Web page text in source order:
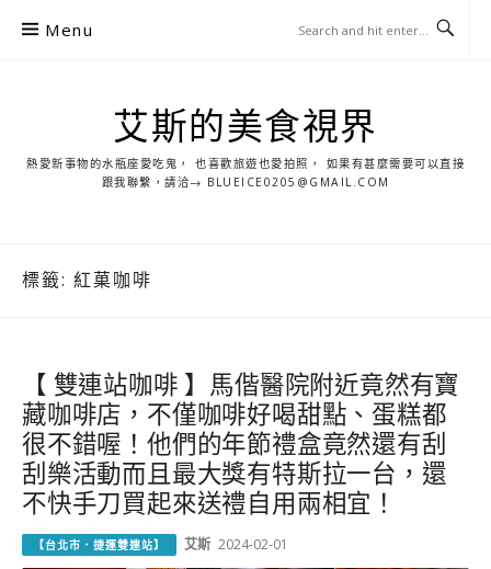
Menu
艾斯的美食視界
熱愛新事物的水瓶座愛吃鬼， 也喜歡旅遊也愛拍照， 如果有甚麼需要可以直接
跟我聯繫，請洽→ BLUEICE0205@GMAIL.COM
標籤: 紅菓咖啡
【 雙連站咖啡 】馬偕醫院附近竟然有寶
藏咖啡店，不僅咖啡好喝甜點、蛋糕都
很不錯喔！他們的年節禮盒竟然還有刮
刮樂活動而且最大獎有特斯拉一台，還
不快手刀買起來送禮自用兩相宜！
【台北市．捷運雙連站】 艾斯 2024-02-01